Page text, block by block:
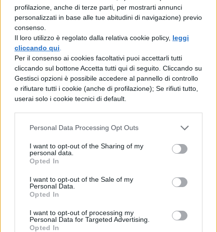
profilazione, anche di terze parti, per mostrarti annunci
personalizzati in base alle tue abitudini di navigazione) previo
consenso.
Il loro utilizzo è regolato dalla relativa cookie policy, leggi
cliccando qui
Per il consenso ai cookies facoltativi puoi accettarli tutti
cliccando sul bottone Accetta tutti qui di seguito. Cliccando su
Gestisci opzioni è possibile accedere al pannello di controllo
e rifiutare tutti i cookie (anche di profilazione); Se rifiuti tutto,
userai solo i cookie tecnici di default.
Personal Data Processing Opt Outs
I want to opt-out of the Sharing of my
personal data.
Opted In
I want to opt-out of the Sale of my
Personal Data.
Opted In
I want to opt-out of processing my
Personal Data for Targeted Advertising.
Opted In
l’occorrente
Per finire, siamo qui per darvi tutte le
indicazioni utili su
dove poter trovaretutto
lo stretto necessario per creare il vostro
costume. Se volete spendere poco potete
iniziare a cercare tutti gli accessori che vi
pulci potrete sicuramente trovare delle stoffe
da unire e cucire per creare il vostro
costume da It. Ah, non dimenticate di
comprare tanti palloncini, vi serviranno per
andare tra le strade a spaventare la gente!